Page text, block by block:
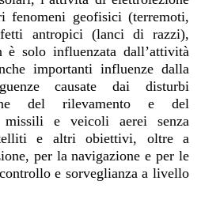
fenomeni geofisici (terremoti,
antropici (lanci di razzi),
è solo influenzata dall’attività
importanti influenze dalla
causate dai disturbi
del rilevamento e del
missili e veicoli aerei senza
e altri obiettivi, oltre a
per la navigazione e per le
e sorveglianza a livello